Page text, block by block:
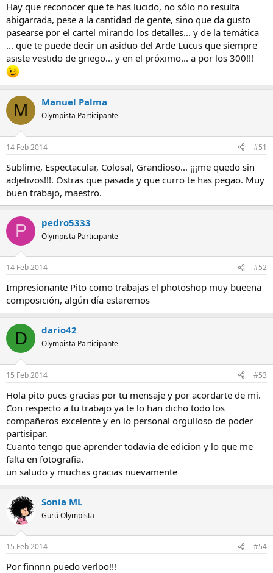
Hay que reconocer que te has lucido, no sólo no resulta
abigarrada, pese a la cantidad de gente, sino que da gusto
pasearse por el cartel mirando los detalles... y de la temática
... que te puede decir un asiduo del Arde Lucus que siempre
asiste vestido de griego... y en el próximo... a por los 300!!!
M Manuel Palma
Olympista Participante
14 Feb 2014 #51
Sublime, Espectacular, Colosal, Grandioso... ¡¡¡me quedo sin
adjetivos!!!. Ostras que pasada y que curro te has pegao. Muy
buen trabajo, maestro.
P pedro5333
Olympista Participante
14 Feb 2014 #52
Impresionante Pito como trabajas el photoshop muy bueena
composición, algún día estaremos
D dario42
Olympista Participante
15 Feb 2014 #53
Hola pito pues gracias por tu mensaje y por acordarte de mi.
Con respecto a tu trabajo ya te lo han dicho todo los
compañeros excelente y en lo personal orgulloso de poder
partisipar.
Cuanto tengo que aprender todavia de edicion y lo que me
falta en fotografia.
un saludo y muchas gracias nuevamente
Sonia ML
Gurú Olympista
15 Feb 2014 #54
Por finnnn puedo verloo!!!